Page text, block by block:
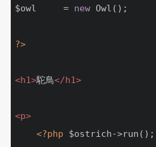
$owl     = new Owl();
?>
<h1>駝鳥</h1>
<p>
<?php $ostrich->run();